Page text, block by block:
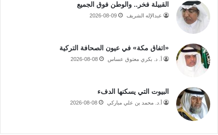
القبيلة فخر.. والوطن فوق الجميع
عبدالإله الشريف 2026-08-09
«اتفاق مكة» في عيون الصحافة التركية
أ. د. بكري معتوق عساس 2026-08-08
البيوت التي يسكنها الدفء
أ.د. محمد بن علي مباركي 2026-08-08